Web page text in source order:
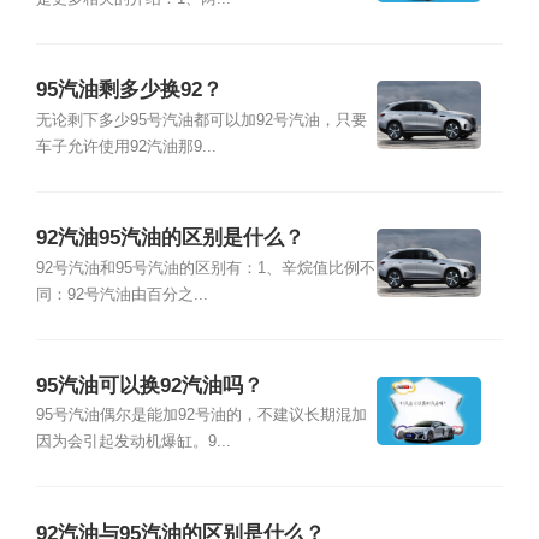
95汽油剩多少换92？
无论剩下多少95号汽油都可以加92号汽油，只要
车子允许使用92汽油那9...
92汽油95汽油的区别是什么？
92号汽油和95号汽油的区别有：1、辛烷值比例不
同：92号汽油由百分之...
95汽油可以换92汽油吗？
95号汽油偶尔是能加92号油的，不建议长期混加
因为会引起发动机爆缸。9...
92汽油与95汽油的区别是什么？